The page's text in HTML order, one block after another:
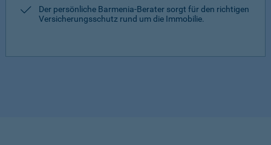
Der persönliche Barmenia-Berater sorgt für den richtigen
Versicherungsschutz rund um die Immobilie.